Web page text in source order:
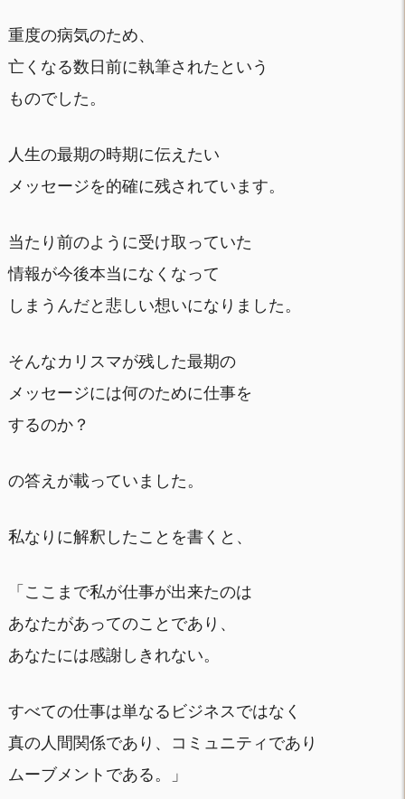
重度の病気のため、
亡くなる数日前に執筆されたという
ものでした。
人生の最期の時期に伝えたい
メッセージを的確に残されています。
当たり前のように受け取っていた
情報が今後本当になくなって
しまうんだと悲しい想いになりました。
そんなカリスマが残した最期の
メッセージには何のために仕事を
するのか？
の答えが載っていました。
私なりに解釈したことを書くと、
「ここまで私が仕事が出来たのは
あなたがあってのことであり、
あなたには感謝しきれない。
すべての仕事は単なるビジネスではなく
真の人間関係であり、コミュニティであり
ムーブメントである。」